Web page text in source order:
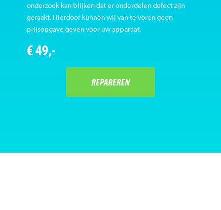
onderzoek kan blijken dat er onderdelen defect zijn
geraakt. Hierdoor kunnen wij van te voren geen
prijsopgave geven voor uw apparaat.
€ 49,-
REPAREREN